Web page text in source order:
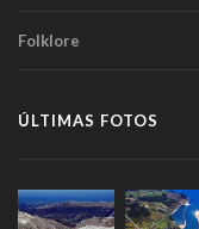
Folklore
ÚLTIMAS FOTOS